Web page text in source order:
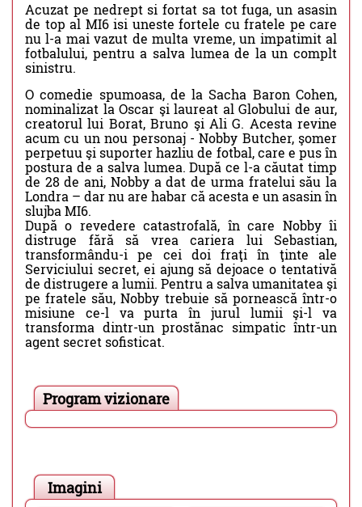
Acuzat pe nedrept si fortat sa tot fuga, un asasin
de top al MI6 isi uneste fortele cu fratele pe care
nu l-a mai vazut de multa vreme, un impatimit al
fotbalului, pentru a salva lumea de la un complt
sinistru.
O comedie spumoasa, de la Sacha Baron Cohen,
nominalizat la Oscar şi laureat al Globului de aur,
creatorul lui Borat, Bruno şi Ali G. Acesta revine
acum cu un nou personaj - Nobby Butcher, şomer
perpetuu şi suporter hazliu de fotbal, care e pus în
postura de a salva lumea. După ce l-a căutat timp
de 28 de ani, Nobby a dat de urma fratelui său la
Londra – dar nu are habar că acesta e un asasin în
slujba MI6.
După o revedere catastrofală, în care Nobby îi
distruge fără să vrea cariera lui Sebastian,
transformându-i pe cei doi fraţi în ţinte ale
Serviciului secret, ei ajung să dejoace o tentativă
de distrugere a lumii. Pentru a salva umanitatea şi
pe fratele său, Nobby trebuie să pornească într-o
misiune ce-l va purta în jurul lumii şi-l va
transforma dintr-un prostănac simpatic într-un
agent secret sofisticat.
Program vizionare
Imagini